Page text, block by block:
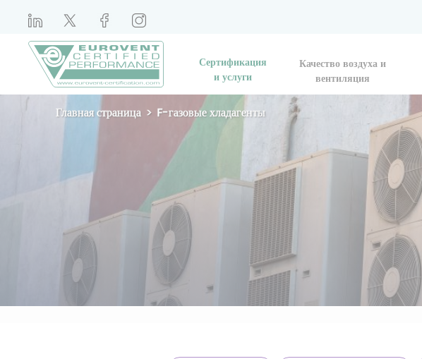
Сертификация
и услуги
Качество воздуха и
вентиляция
Главная страница F-газовые хладагенты